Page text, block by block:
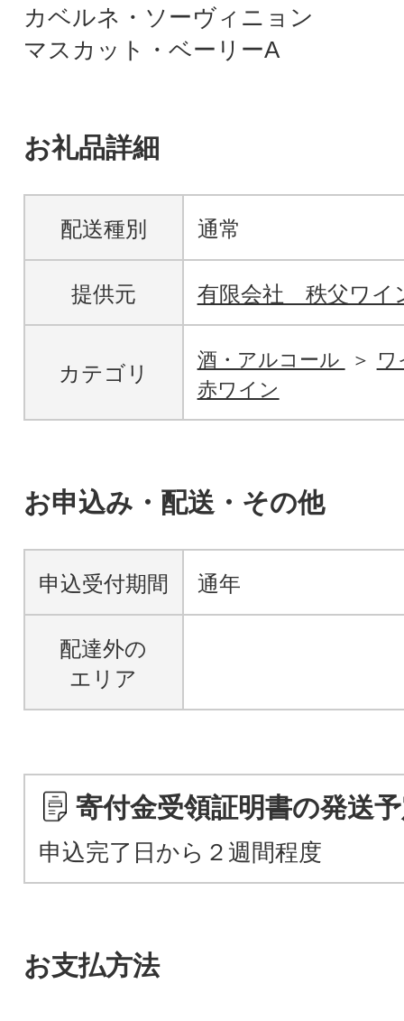
カベルネ・ソーヴィニョン
マスカット・ベーリーA
お礼品詳細
配送種別 通常
提供元 有限会社 秩父ワイ
カテゴリ
酒・アルコール
赤ワイン
お申込み・配送・その他
申込受付期間 通年
配達外の
エリア
寄付金受領証明書の発送
申込完了日から２週間程度
お支払方法